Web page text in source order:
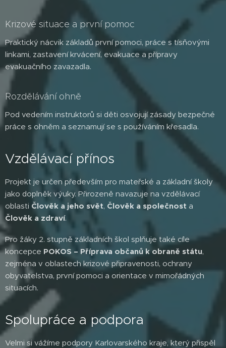
Krizové situace a první pomoc
Praktický nácvik základů první pomoci, práce s tísňovými
linkami, zastavení krvácení, evakuace a přípravy
evakuačního zavazadla.
Rozdělávání ohně
Pod vedením instruktorů si děti osvojují zásady bezpečné
práce s ohněm a seznamují se s používáním křesadla.
Vzdělávací přínos
Projekt je určen především pro mateřské a základní školy
jako doplněk výuky. Přirozeně navazuje na vzdělávací
oblasti Člověk a jeho svět, Člověk a společnost a
Člověk a zdraví.
Pro žáky 2. stupně základních škol splňuje také cíle
koncepce POKOS – Příprava občanů k obraně státu,
zejména v oblastech krizové připravenosti, ochrany
obyvatelstva, první pomoci a orientace v mimořádných
situacích.
Spolupráce a podpora
Velmi si vážíme podpory Karlovarského kraje, který přispěl